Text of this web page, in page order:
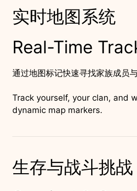
实时地图系统
Real-Time
通过地图标记快速寻找家族成员与
Track yourself, your clan, and
dynamic map markers.
生存与战斗挑战